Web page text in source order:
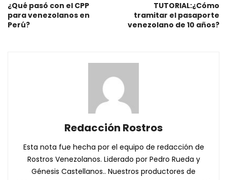
¿Qué pasó con el CPP
para venezolanos en
Perú?
TUTORIAL:¿Cómo
tramitar el pasaporte
venezolano de 10 años?
Redacción Rostros
Esta nota fue hecha por el equipo de redacción de
Rostros Venezolanos. Liderado por Pedro Rueda y
Génesis Castellanos.. Nuestros productores de